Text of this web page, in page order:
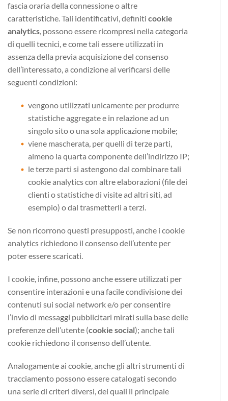
fascia oraria della connessione o altre
caratteristiche. Tali identificativi, definiti cookie
analytics, possono essere ricompresi nella categoria
di quelli tecnici, e come tali essere utilizzati in
assenza della previa acquisizione del consenso
dell’interessato, a condizione al verificarsi delle
seguenti condizioni:
vengono utilizzati unicamente per produrre
statistiche aggregate e in relazione ad un
singolo sito o una sola applicazione mobile;
viene mascherata, per quelli di terze parti,
almeno la quarta componente dell’indirizzo IP;
le terze parti si astengono dal combinare tali
cookie analytics con altre elaborazioni (file dei
clienti o statistiche di visite ad altri siti, ad
esempio) o dal trasmetterli a terzi.
Se non ricorrono questi presupposti, anche i cookie
analytics richiedono il consenso dell’utente per
poter essere scaricati.
I cookie, infine, possono anche essere utilizzati per
consentire interazioni e una facile condivisione dei
contenuti sui social network e/o per consentire
l’invio di messaggi pubblicitari mirati sulla base delle
preferenze dell’utente (cookie social); anche tali
cookie richiedono il consenso dell’utente.
Analogamente ai cookie, anche gli altri strumenti di
tracciamento possono essere catalogati secondo
una serie di criteri diversi, dei quali il principale